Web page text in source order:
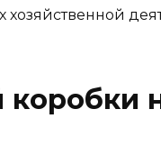
хозяйственной
коробки